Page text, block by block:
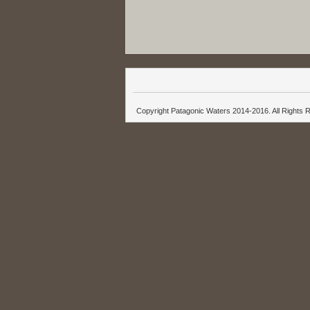
Copyright Patagonic Waters 2014-2016. All Rights